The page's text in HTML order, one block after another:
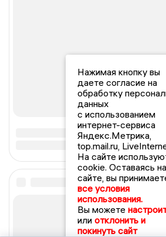
Нажимая кнопку вы
даете согласие на
обработку
данных
с использованием
интернет-сервиса
Яндекс.Метрика,
top.mail.ru,
На сайте
cookie. Оставаясь на
сайте, вы
все условия
использования.
Вы можете
или отклонить и
покинуть сайт